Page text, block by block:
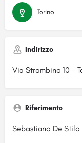
Torino
Indirizzo
Via Strambino 10 -
Riferimento
Sebastiano De Stilo